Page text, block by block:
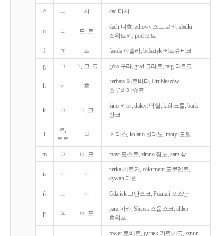
ć ㅡ 치 dać 다치
d ㄷ 드, 트
dach 다흐, zdrowy 즈드로비, słodki
스워트키, pod 포트
f ㅍ 프 fasola 파솔라, befsztyk 베프슈티크
g ㄱ ㄱ, 그, 크 góra 구라, grad 그라트, targ 타르크
h ㅎ 흐
herbata 헤르바타, Hrubieszów
흐루비에슈프
k ㅋ ㄱ, 크
kino 키노, daktyl 닥틸, król 크룰, bank
반크
l
ㄹ,
ㄹㄹ
ㄹ lis 리스, kolano 콜라노, motyl 모틸
m ㅁ ㅁ, 므 most 모스트, zimno 짐노, sam 삼
n ㄴ ㄴ
nerka 네르카, dokument 도쿠멘트,
dywan 디반
ń ㅡ ㄴ Gdańsk 그단스크, Poznań 포즈난
p ㅍ ㅂ, 프
para 파라, Słupsk 스웁스크, chłop
흐워프
rower 로베르, garnek 가르네크, sznur